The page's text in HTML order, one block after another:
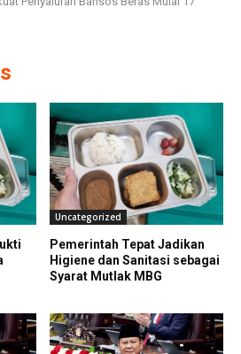
Uncategorized
Pemerintah Tepat Jadikan
Higiene dan Sanitasi sebagai
Syarat Mutlak MBG